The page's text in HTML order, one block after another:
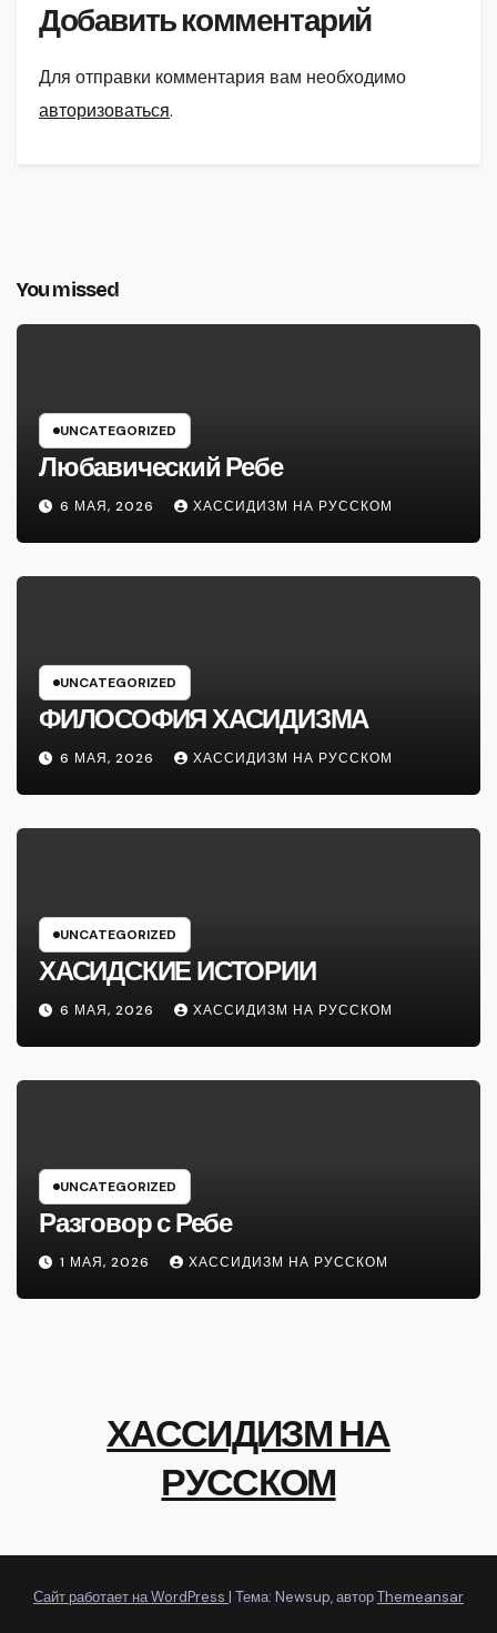
Добавить комментарий
Для отправки комментария вам необходимо
авторизоваться.
You missed
UNCATEGORIZED
Любавический Ребе
6 МАЯ, 2026 ХАССИДИЗМ НА РУССКОМ
UNCATEGORIZED
ФИЛОСОФИЯ ХАСИДИЗМА
6 МАЯ, 2026 ХАССИДИЗМ НА РУССКОМ
UNCATEGORIZED
ХАСИДСКИЕ ИСТОРИИ
6 МАЯ, 2026 ХАССИДИЗМ НА РУССКОМ
UNCATEGORIZED
Разговор с Ребе
1 МАЯ, 2026 ХАССИДИЗМ НА РУССКОМ
ХАССИДИЗМ НА
РУССКОМ
Сайт работает на WordPress | Тема: Newsup, авторThemeansar